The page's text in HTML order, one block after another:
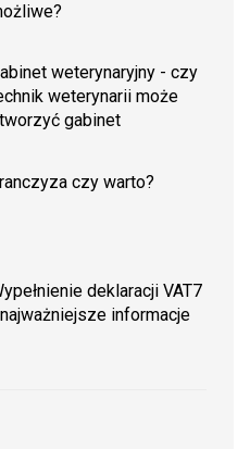
weterynaryjny - czy
weterynarii może
gabinet
czy warto?
deklaracji VAT7
informacje